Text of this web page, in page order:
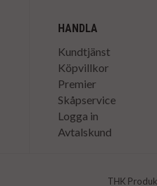
HANDLA
Kundtjänst
Köpvillkor
Premier
Skåpservice
Logga in
Avtalskund
THK